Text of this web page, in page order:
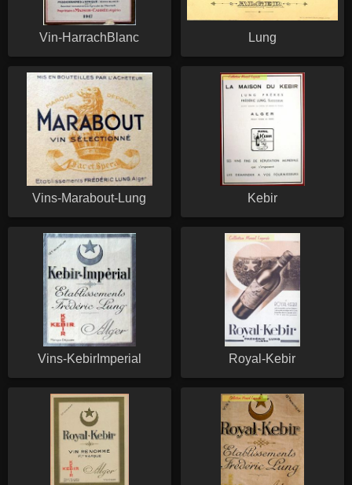
Vin-HarrachBlanc Lung
Vins-Marabout-Lung Kebir
Vins-KebirImperial Royal-Kebir